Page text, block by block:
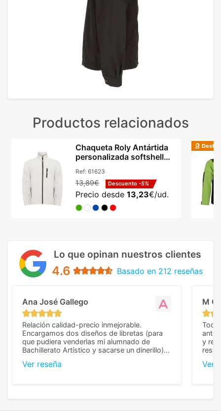
Productos relacionados
Chaqueta Roly Antártida
personalizada softshell
Ref: 61623
13,89€ Descuento -5%
Precio desde 13,23€/ud.
Lo que opinan nuestros clientes
4.6 Basado en 212 reseñas
Ana José Gallego
Relación calidad-precio inmejorable.
Encargamos dos diseños de libretas (para
que pudiera venderlas mi alumnado de
Bachillerato Artístico y sacarse un dinerillo) y
diferencia, con libretas de muy buena calidad
Ver reseña
M C
Todo
y
Ver